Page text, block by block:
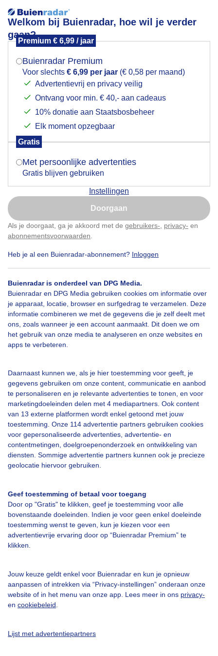
Welkom bij Buienradar, hoe wil je verder
gaan?
Premium € 6,99 / jaar
Buienradar Premium
Voor slechts € 6,99 per jaar (€ 0,58 per maand)
Advertentievrij en privacy veilig
Ontvang voor min. € 40,- aan cadeaus
10% donatie aan Staatsbosbeheer
Elk moment opzegbaar
Gratis
Met persoonlijke advertenties
Gratis blijven gebruiken
Instellingen
Doorgaan
Als je doorgaat, ga je akkoord met de gebruikers- privacy- en
abonnementsvoorwaarden
Heb je al een Buienradar-abonnement? Inloggen
Buienradar is onderdeel van DPG Media.
Buienradar en DPG Media gebruiken cookies om informatie over
je apparaat, locatie, browser en surfgedrag te verzamelen. Deze
informatie combineren we met de gegevens die je zelf deelt met
ons, zoals wanneer je een account aanmaakt. Dit doen we om
het gebruik van onze media te analyseren en onze websites en
apps te verbeteren.
Daarnaast kunnen we, als je hier toestemming voor geeft, je
gegevens gebruiken om onze content, communicatie en aanbod
te personaliseren en je relevante advertenties te tonen, en voor
marketingdoeleinden delen met 4 mediapartners. Ook content
van 13 externe platformen wordt enkel getoond met jouw
toestemming. Onze 114 advertentie partners gebruiken cookies
voor gepersonaliseerde advertenties, advertentie- en
contentmetingen, doelgroepenonderzoek en ontwikkeling van
diensten. Sommige advertentie partners kunnen ook je precieze
geolocatie hiervoor gebruiken.
Geef toestemming of betaal voor toegang
Door op "Gratis" te klikken, geef je toestemming voor alle
bovenstaande doeleinden. Indien je voor geen enkel doeleinde
toestemming wenst te geven, kun je kiezen voor een
advertentievrije ervaring door op “Buienradar Premium” te
klikken.
Jouw keuze geldt enkel voor Buienradar en kun je opnieuw
aanpassen of intrekken via “Privacy-instellingen” onderaan onze
website of in het menu van onze app. Lees meer in ons privacy-
en cookiebeleid
Lijst met advertentiepartners
Zonsopkomst
Prachtig begin van de dag
Door: Natasja en Martijn Stegeman
Gemaakt: 27-03-2025, 140x bekeken
Bekijk slideshow
Een moment geduld aub...
Over Buienradar
Veelgestelde vragen
Toegankelijkheid
Buienradar Team
Privacy beleid
Privacy instellingen
Mogen we je locatie gebruiken voor het
Indien je hier nog geen akkoord op hebt gegeven,
verschijnt er zo een pop-up uit je browser waarin
Is goed, toon de popup
Nu niet, misschien later
Klik hierom dit aan te passen